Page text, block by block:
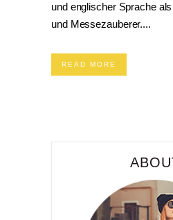
und englischer Sprache
und Messezauberer....
READ MORE